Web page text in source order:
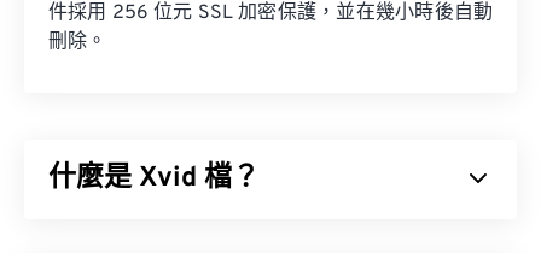
件採用 256 位元 SSL 加密保護，並在幾小時後自動
刪除。
什麼是 Xvid 檔？